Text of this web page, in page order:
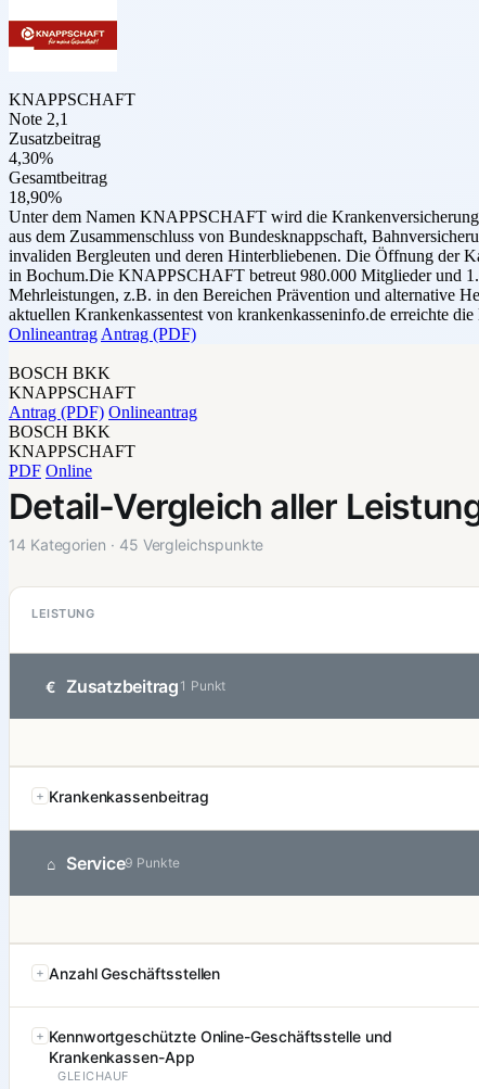
KNAPPSCHAFT
Note 2,1
Zusatzbeitrag
4,30%
Gesamtbeitrag
18,90%
Unter dem Namen KNAPPSCHAFT wird die
aus dem Zusammenschluss von Bundesknappschaft,
invaliden Bergleuten und deren Hinterbliebenen. Die Öffnung der
in Bochum.Die KNAPPSCHAFT betreut 980.000 Mitglieder und
Mehrleistungen, z.B. in den Bereichen Prävention und alternative
aktuellen Krankenkassentest von krankenkasseninfo.de erreichte
Onlineantrag Antrag (PDF)
BOSCH BKK
KNAPPSCHAFT
Antrag (PDF) Onlineantrag
BOSCH BKK
KNAPPSCHAFT
PDF Online
Detail-Vergleich aller
14 Kategorien · 45 Vergleichspunkte
LEISTUNG
€ Zusatzbeitrag 1 Punkt
Krankenkassenbeitrag
⌂ Service9 Punkte
Anzahl Geschäftsstellen
Kennwortgeschützte Online-Geschäftsstelle und
Krankenkassen-App
GLEICHAUF